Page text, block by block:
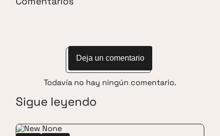
Deja un comentario
Todavía no hay ningún comentario.
Sigue leyendo